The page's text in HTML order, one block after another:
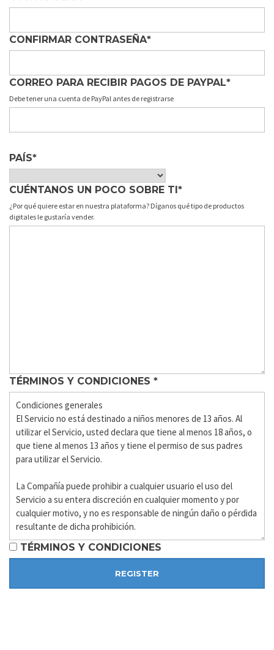
CONFIRMAR CONTRASEÑA*
CORREO PARA RECIBIR PAGOS DE PAYPAL*
Debe tener una cuenta de PayPal antes de registrarse
PAÍS*
CUÉNTANOS UN POCO SOBRE TI*
¿Por qué quiere estar en nuestra plataforma? Díganos qué tipo de productos
digitales le gustaría vender.
TÉRMINOS Y CONDICIONES *
TÉRMINOS Y CONDICIONES